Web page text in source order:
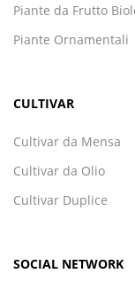
Piante da Frutto
Piante Ornamentali
CULTIVAR
Cultivar da Mensa
Cultivar da Olio
Cultivar Duplice
SOCIAL NETWORK